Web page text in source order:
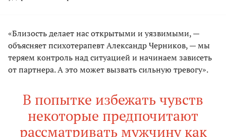
«Близость делает нас открытыми и уязвимыми, —
объясняет психотерапевт Александр Черников, — мы
теряем контроль над ситуацией и начинаем зависеть
от партнера. А это может вызвать сильную тревогу».
В попытке избежать чувств
некоторые предпочитают
рассматривать мужчину как